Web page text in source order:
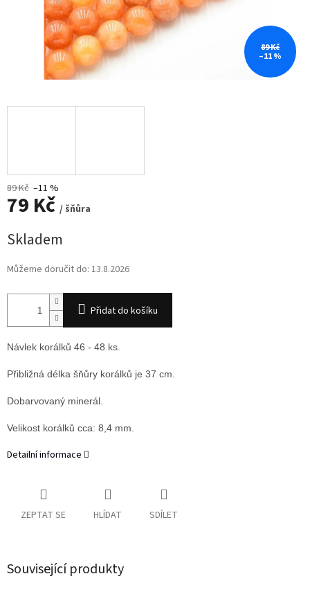
89 Kč
–11 %
89 Kč –11 %
79 Kč / šňůra
cena:
Skladem
Můžeme doručit do: 13.8.2026
Přidat do košíku
Návlek korálků 46 - 48 ks.
Přibližná délka šňůry korálků je 37 cm.
Dobarvovaný minerál.
Velikost korálků cca: 8,4 mm.
Detailní informace
ZEPTAT SE HLÍDAT SDÍLET
Související produkty